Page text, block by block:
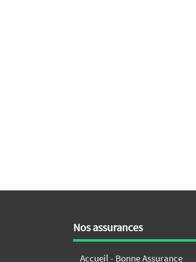
Nos assurances
Accueil - Bonne Assurance